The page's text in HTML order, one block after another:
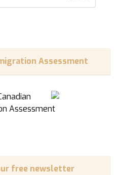
Assessment
free newsletter